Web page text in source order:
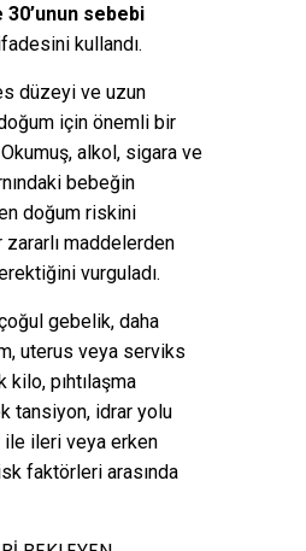
sebebi
kullandı.
düzeyi ve uzun
için önemli bir
alkol, sigara ve
bebeğin
doğum riskini
zararlı maddelerden
vurguladı.
gebelik, daha
uterus veya serviks
pıhtılaşma
tansiyon, idrar yolu
ileri veya erken
faktörleri arasında